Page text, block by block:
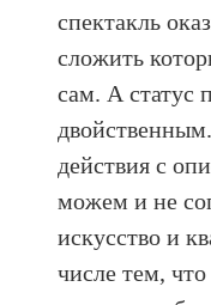
спектакль
сложить
сам. А статус
действия с
можем и не
искусство и
числе тем,